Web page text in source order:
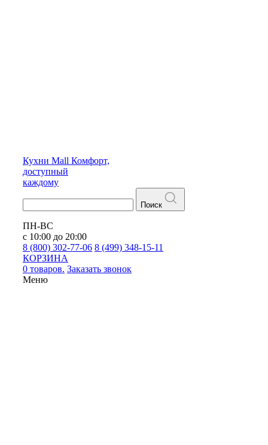
Кухни Mall Комфорт,
доступный
каждому
Поиск
ПН-ВС
с 10:00 до 20:00
8 (800) 302-77-06 8 (499) 348-15-11
КОРЗИНА
0 товаров. Заказать звонок
Меню